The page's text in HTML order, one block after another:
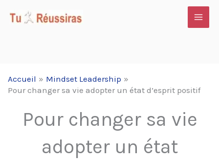
Accueil
Mindset Leadership
Pour changer sa vie adopter un état d’esprit positif
Pour changer sa vie
adopter un état